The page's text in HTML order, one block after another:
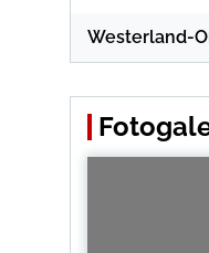
Westerland-